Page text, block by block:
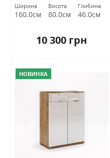
Ширина
160.0см
Висота
80.0см
Глибина
46.0см
10 300 грн
НОВИНКА